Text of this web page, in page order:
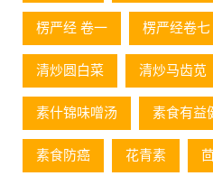
楞严经 卷一 楞严经卷七
清炒圆白菜 清炒马齿苋
素什锦味噌汤 素食有益
素食防癌 花青素